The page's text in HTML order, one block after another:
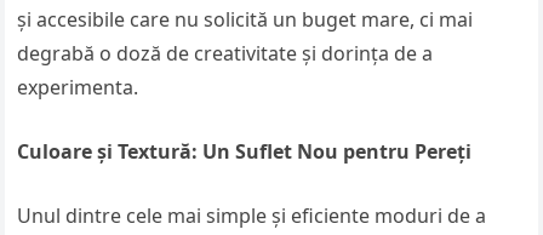
și accesibile care nu solicită un buget mare, ci mai
degrabă o doză de creativitate și dorința de a
experimenta.
Culoare și Textură: Un Suflet Nou pentru Pereți
Unul dintre cele mai simple și eficiente moduri de a